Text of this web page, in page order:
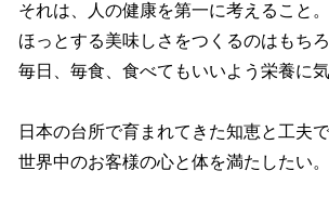
それは、人の健康を第一に考えること。
ほっとする美味しさをつくるのはもちろ
毎日、毎食、食べてもいいよう栄養に気
日本の台所で育まれてきた知恵と工夫で
世界中のお客様の心と体を満たしたい。